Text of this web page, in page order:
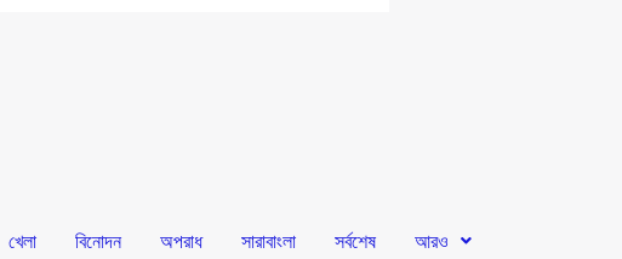
খেলা বিনোদন অপরাধ সারাবাংলা সর্বশেষ আরও